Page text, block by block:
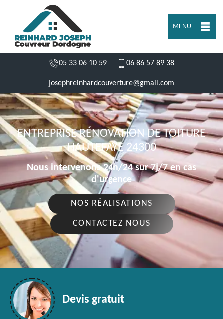
MENU
05 33 06 10 59 06 86 57 89 38
josephreinhardcouverture@gmail.com
ENTREPRISE RÉNOVATION DE TOITURE
HAUTEFAYE 24300
Nous intervenons 24h/24 sur 7j/7 en cas
d'urgence
NOS RÉALISATIONS
CONTACTEZ NOUS
Devis gratuit